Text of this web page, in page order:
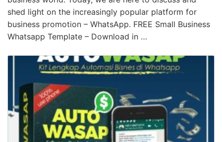
shed light on the increasingly popular platform for
business promotion – WhatsApp. FREE Small Business
Whatsapp Template – Download in …